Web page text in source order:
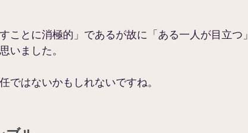
ことに消極的」であるが故に「ある一人が目立つ」
いました。
ではないかもしれないですね。